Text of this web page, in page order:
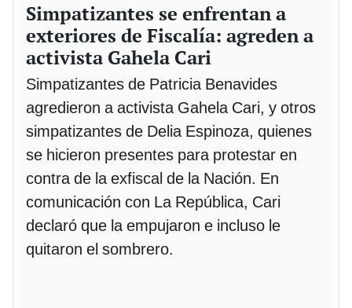
Simpatizantes se enfrentan a
exteriores de Fiscalía: agreden a
activista Gahela Cari
Simpatizantes de Patricia Benavides
agredieron a activista Gahela Cari, y otros
simpatizantes de Delia Espinoza, quienes
se hicieron presentes para protestar en
contra de la exfiscal de la Nación. En
comunicación con La República, Cari
declaró que la empujaron e incluso le
quitaron el sombrero.